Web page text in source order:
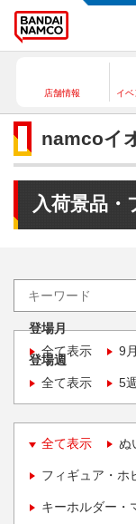
店舗情報 イ
namcoイ
入荷景品・
登場月
全て表示
9月
登場週
全て表示
5週
全て表示 ぬ
フィギュア・ホ
キーホルダー・